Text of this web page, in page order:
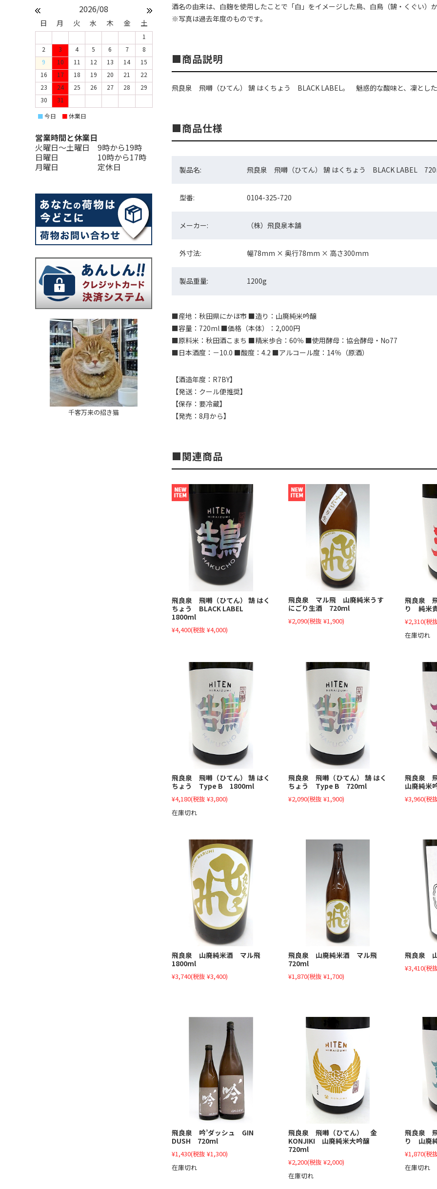
酒名の由来は、白麹を使用したことで「白」をイメージした鳥、白鳥（鵠・くぐい）
※写真は過去年度のものです。
商品説明
飛良泉 飛囀（ひてん） 鵠 はくちょう BLACK LABEL。 魅惑的な酸味と、凜とし
商品仕様
製品名: 飛良泉 飛囀（ひてん） 鵠 はくちょう BLACK LABEL
型番: 0104-325-720
メーカー: （株）飛良泉本舗
外寸法: 幅78mm × 奥行78mm × 高さ300mm
製品重量: 1200g
■産地：秋田県にかほ市 ■造り：山廃純米吟醸
■容量：720ml ■価格（本体）：2,000円
■原料米：秋田酒こまち ■精米歩合：60％ ■使用酵母：協会酵母・No77
■日本酒度：－10.0 ■酸度：4.2 ■アルコール度：14％（原酒）
【酒造年度：R7BY】
【発送：クール便推奨】
【保存：要冷蔵】
【発売：8月から】
関連商品
飛良泉 飛囀（ひてん） 鵠 はく
ちょう BLACK LABEL
1800ml
¥4,400(税抜 ¥4,000)
飛良泉 マル飛 山廃純米うす
にごり生酒 720ml
¥2,090(税抜 ¥1,900)
飛良泉
り 純米
¥2,310(税
在庫切れ
飛良泉 飛囀（ひてん） 鵠 はく
ちょう Type B 1800ml
¥4,180(税抜 ¥3,800)
在庫切れ
飛良泉 飛囀（ひてん） 鵠 はく
ちょう Type B 720ml
¥2,090(税抜 ¥1,900)
飛良泉
山廃純
¥3,960(税
飛良泉 山廃純米酒 マル飛
1800ml
¥3,740(税抜 ¥3,400)
飛良泉 山廃純米酒 マル飛
720ml
¥1,870(税抜 ¥1,700)
飛良泉
¥3,410(税
飛良泉 吟’ダッシュ GIN
DUSH 720ml
¥1,430(税抜 ¥1,300)
在庫切れ
飛良泉 飛囀（ひてん） 金
KONJIKI 山廃純米大吟醸
720ml
¥2,200(税抜 ¥2,000)
在庫切れ
飛良泉
り 山廃
¥1,870(税
在庫切れ
2026/08
日 月 火 水 木 金 土
1
2
3 4 5 6 7
8
9
10 11 12 13 14
15
16
17 18 19 20 21
22
23
24 25 26 27 28
29
30
31
■今日 ■休業日
営業時間と休業日
火曜日〜土曜日 9時から19時
日曜日 10時から17時
月曜日 定休日
千客万来の招き猫